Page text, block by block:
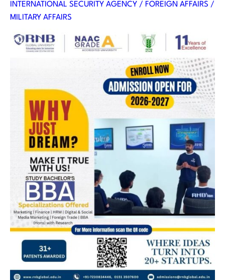
INTERNATIONAL SECURITY AGENCY / FOREIGN AFFAIRS /
MILITARY AFFAIRS